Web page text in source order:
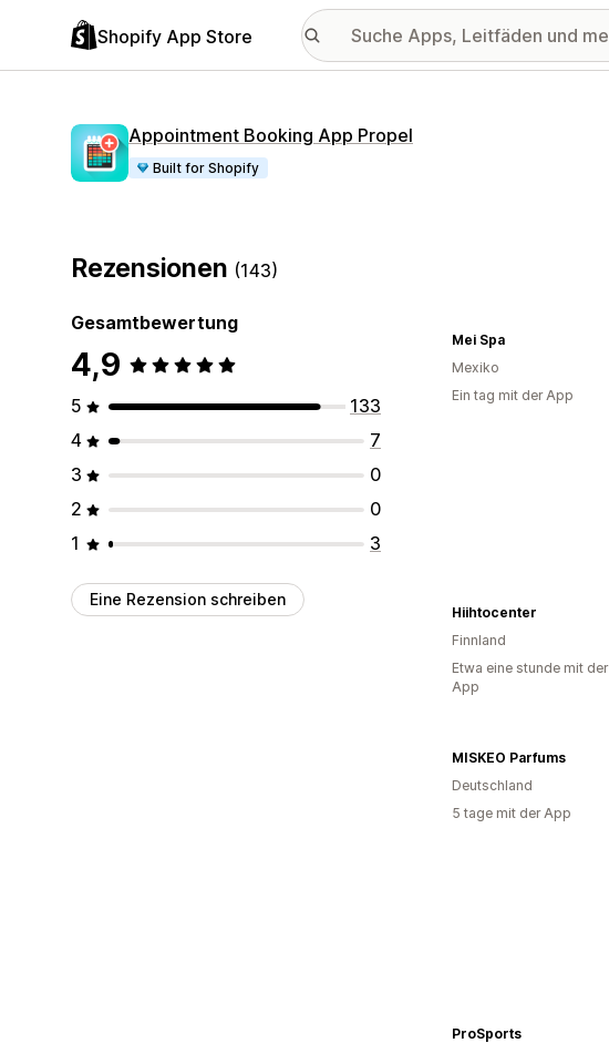
Shopify App Store
Appointment Booking App Propel
Built for Shopify
Rezensionen (143)
Gesamtbewertung
4,9
5
133
4
7
3
0
2
0
1
3
Eine Rezension schreiben
Mei Spa
Mexiko
Ein tag mit der App
Hiihtocenter
Finnland
Etwa eine stunde mit der
App
MISKEO Parfums
Deutschland
5 tage mit der App
ProSports